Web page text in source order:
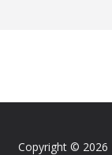
Copyright © 2026